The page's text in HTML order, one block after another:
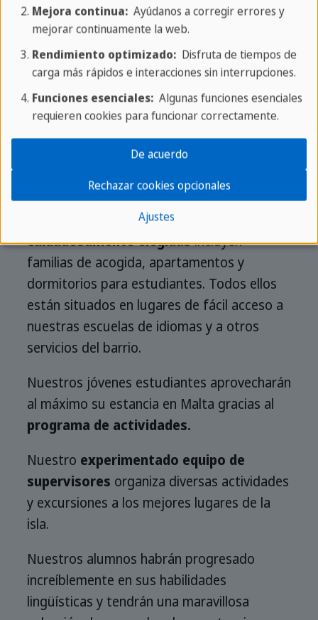
programa ofrece clases, alojamiento,
específicamente a las necesidades de los
Nuestras clasesde inglés ofrecen una
forma amena y estimulante de aprender,
gracias a nuestros profesores cualificados y
al tamaño mínimo de las clases.
opciones de alojamiento
cuidadosamente elegidasincluyen
familias de acogida, apartamentos y
dormitorios para estudiantes. Todos ellos
están situados en lugares de fácil acceso a
nuestras escuelas de idiomas y a otros
servicios del barrio.
Nuestros jóvenes estudiantes aprovecharán
al máximo su estancia en Malta gracias al
programa de actividades.
Nuestro experimentado equipo de
supervisores organiza diversas actividades
y excursiones a los mejores lugares de la
isla.
Nuestros alumnos habrán progresado
increíblemente en sus habilidades
lingüísticas y tendrán una maravillosa
Mejora continua:Ayúdanos a corregir errores y
mejorar continuamente la web.
Rendimiento optimizado:Disfruta de tiempos de
carga más rápidos e interacciones sin interrupciones.
Funciones esenciales:Algunas funciones esenciales
requieren cookies para funcionar correctamente.
Ajustes
Rechazar cookies opcionales
De acuerdo